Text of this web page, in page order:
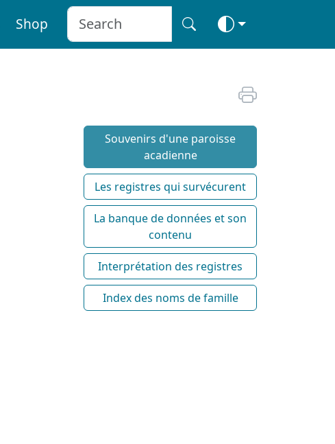
Shop
Souvenirs d'une paroisse
acadienne
Les registres qui survécurent
La banque de données et son
contenu
Interprétation des registres
Index des noms de famille